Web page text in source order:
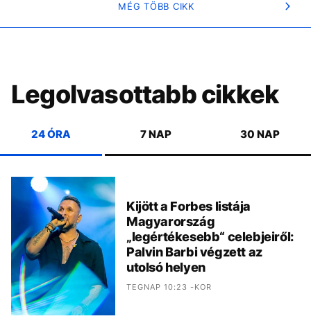
MÉG TÖBB CIKK
Legolvasottabb cikkek
24 ÓRA 7 NAP 30 NAP
Kijött a Forbes listája
Magyarország
„legértékesebb“ celebjeiről:
Palvin Barbi végzett az
utolsó helyen
TEGNAP 10:23 -KOR